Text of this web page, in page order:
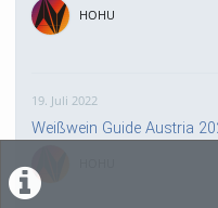
HOHU
19. Juli 2022
Weißwein Guide Austria